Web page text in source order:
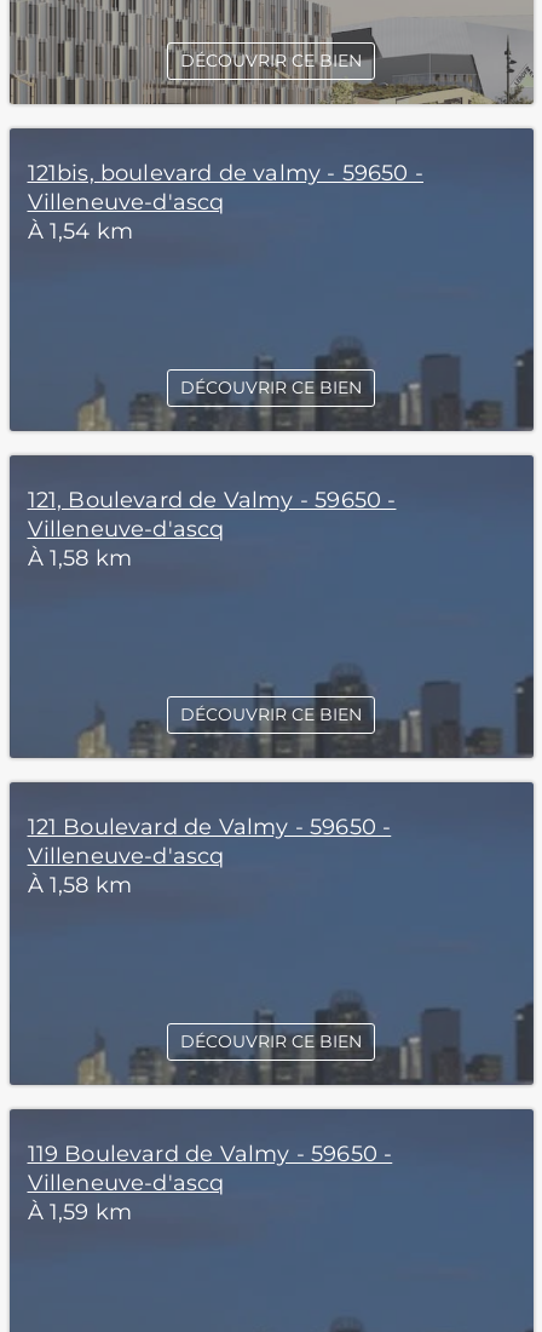
DÉCOUVRIR CE BIEN
121bis, boulevard de valmy - 59650 -
Villeneuve-d'ascq
À 1,54 km
DÉCOUVRIR CE BIEN
121, Boulevard de Valmy - 59650 -
Villeneuve-d'ascq
À 1,58 km
DÉCOUVRIR CE BIEN
121 Boulevard de Valmy - 59650 -
Villeneuve-d'ascq
À 1,58 km
DÉCOUVRIR CE BIEN
119 Boulevard de Valmy - 59650 -
Villeneuve-d'ascq
À 1,59 km